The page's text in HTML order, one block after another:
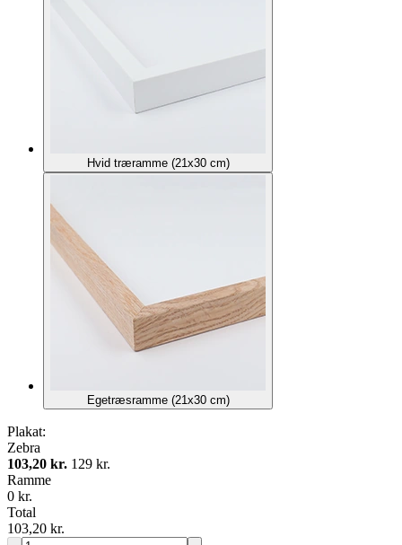
Hvid træramme (21x30 cm)
Egetræsramme (21x30 cm)
Plakat:
Zebra
103,20 kr. 129 kr.
Ramme
0 kr.
Total
103,20 kr.